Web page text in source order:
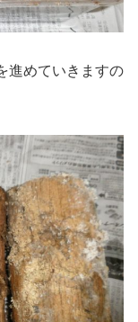
進めていきますの